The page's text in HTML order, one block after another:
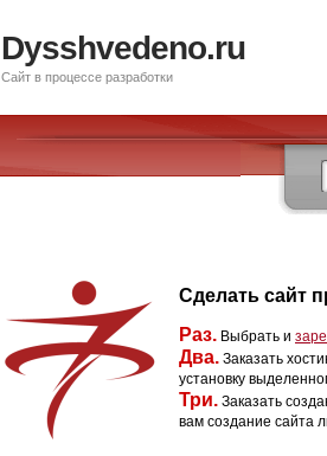
Dysshvedeno.ru
Сайт в процессе разработки
Сделать сайт
Раз. Выбрать и
Два. Заказать
установку
Три. Заказать
вам создание сайта